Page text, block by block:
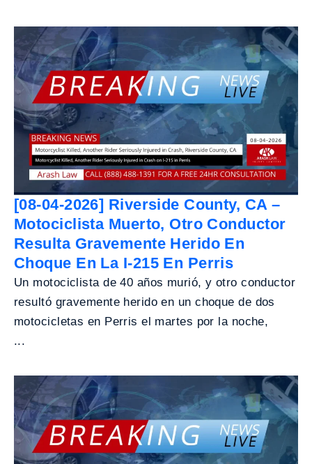
[08-04-2026] Riverside County, CA –
Motociclista Muerto, Otro Conductor
Resulta Gravemente Herido En
Choque En La I-215 En Perris
Un motociclista de 40 años murió, y otro conductor
resultó gravemente herido en un choque de dos
motocicletas en Perris el martes por la noche,
...